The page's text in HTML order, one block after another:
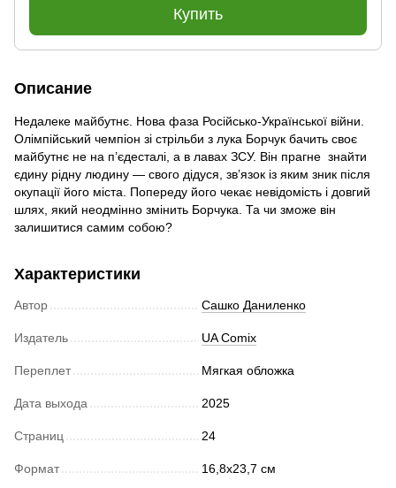
Купить
Описание
Недалеке майбутнє. Нова фаза Російсько-Української війни.
Олімпійський чемпіон зі стрільби з лука Борчук бачить своє
майбутнє не на п’єдесталі, а в лавах ЗСУ. Він прагне знайти
єдину рідну людину — свого дідуся, зв’язок із яким зник після
окупації його міста. Попереду його чекає невідомість і довгий
шлях, який неодмінно змінить Борчука. Та чи зможе він
залишитися самим собою?
Характеристики
Автор Сашко Даниленко
Издатель UA Comix
Переплет Мягкая обложка
Дата выхода 2025
Страниц 24
Формат 16,8х23,7 см